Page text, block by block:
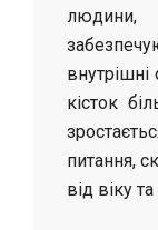
людини,
внутрішні
кісток
питання,
від віку